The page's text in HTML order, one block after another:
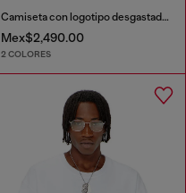
Camiseta con logotipo desgastado en relieve
Mex$2,490.00
2 COLORES